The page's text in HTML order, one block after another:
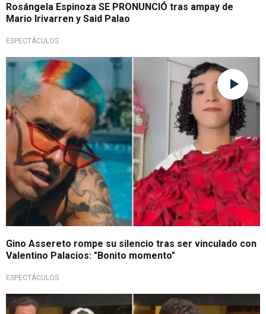
Rosángela Espinoza SE PRONUNCIÓ tras ampay de
Mario Irivarren y Said Palao
ESPECTÁCULOS
¿Qué dijo?
Gino Assereto rompe su silencio tras ser vinculado con
Valentino Palacios: "Bonito momento"
ESPECTÁCULOS
¡Nadie lo vio venir!